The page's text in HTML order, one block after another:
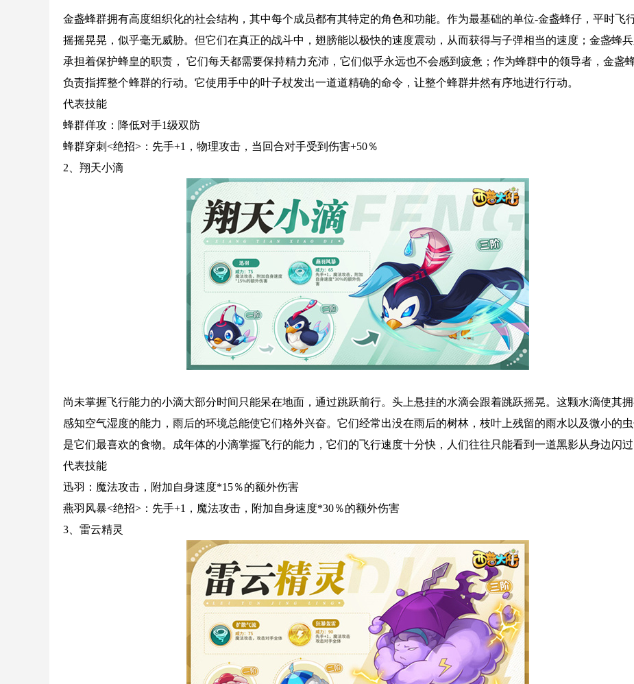
金盏蜂群拥有高度组织化的社会结构，其中每个成员都有其特定的角色和功能。作为最基础的单位-金盏蜂仔，平时飞
摇摇晃晃，似乎毫无威胁。但它们在真正的战斗中，翅膀能以极快的速度震动，从而获得与子弹相当的速度；金盏蜂兵
承担着保护蜂皇的职责， 它们每天都需要保持精力充沛，它们似乎永远也不会感到疲惫；作为蜂群中的领导者，金盏
负责指挥整个蜂群的行动。它使用手中的叶子杖发出一道道精确的命令，让整个蜂群井然有序地进行行动。
代表技能
蜂群佯攻：降低对手1级双防
蜂群穿刺<绝招>：先手+1，物理攻击，当回合对手受到伤害+50％
2、翔天小滴
尚未掌握飞行能力的小滴大部分时间只能呆在地面，通过跳跃前行。头上悬挂的水滴会跟着跳跃摇晃。这颗水滴使其
感知空气湿度的能力，雨后的环境总能使它们格外兴奋。它们经常出没在雨后的树林，枝叶上残留的雨水以及微小的
是它们最喜欢的食物。成年体的小滴掌握飞行的能力，它们的飞行速度十分快，人们往往只能看到一道黑影从身边闪过
代表技能
迅羽：魔法攻击，附加自身速度*15％的额外伤害
燕羽风暴<绝招>：先手+1，魔法攻击，附加自身速度*30％的额外伤害
3、雷云精灵